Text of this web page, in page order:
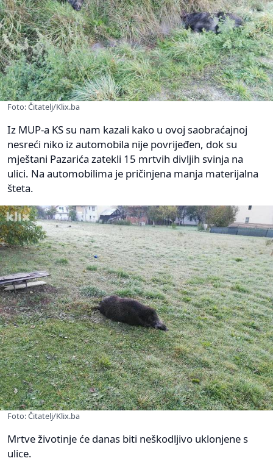
Foto: Čitatelj/Klix.ba
Iz MUP-a KS su nam kazali kako u ovoj saobraćajnoj
nesreći niko iz automobila nije povrijeđen, dok su
mještani Pazarića zatekli 15 mrtvih divljih svinja na
ulici. Na automobilima je pričinjena manja materijalna
šteta.
Foto: Čitatelj/Klix.ba
Mrtve životinje će danas biti neškodljivo uklonjene s
ulice.